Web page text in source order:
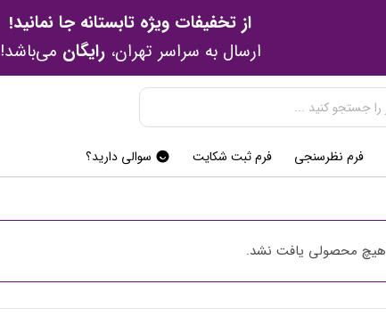
از تخفیفات ویژه تابستانه جا نمانید!
ارسال به سراسر تهران،رایگان می‌باشد!
فرم نظرسنجی فرم ثبت شکایت سوالی دارید؟
هیچ محصولی یافت نشد.